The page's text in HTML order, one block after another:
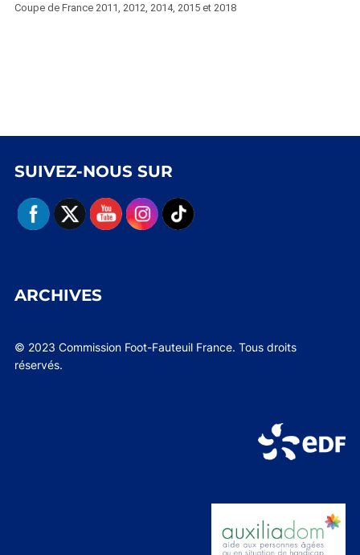
Coupe de France 2011, 2012, 2014, 2015 et 2018
SUIVEZ-NOUS SUR
ARCHIVES
© 2023 Commission Foot-Fauteuil France. Tous droits
réservés.